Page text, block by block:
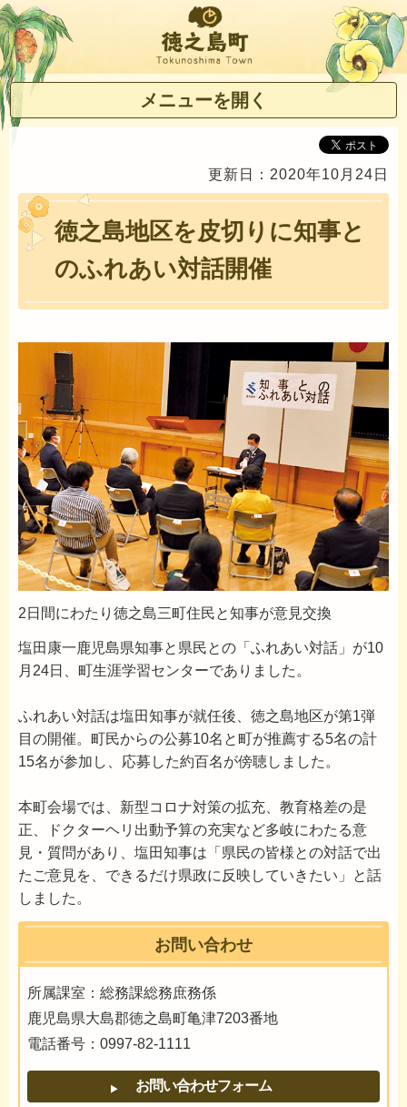
徳之島町
メニューを開く
更新日：2020年10月24日
徳之島地区を皮切りに知事と
のふれあい対話開催
2日間にわたり徳之島三町住民と知事が意見交換
塩田康一鹿児島県知事と県民との「ふれあい対話」が10
月24日、町生涯学習センターでありました。
ふれあい対話は塩田知事が就任後、徳之島地区が第1弾
目の開催。町民からの公募10名と町が推薦する5名の計
15名が参加し、応募した約百名が傍聴しました。
本町会場では、新型コロナ対策の拡充、教育格差の是
正、ドクターヘリ出動予算の充実など多岐にわたる意
見・質問があり、塩田知事は「県民の皆様との対話で出
たご意見を、できるだけ県政に反映していきたい」と話
しました。
お問い合わせ
所属課室：総務課総務庶務係
鹿児島県大島郡徳之島町亀津7203番地
電話番号：0997-82-1111